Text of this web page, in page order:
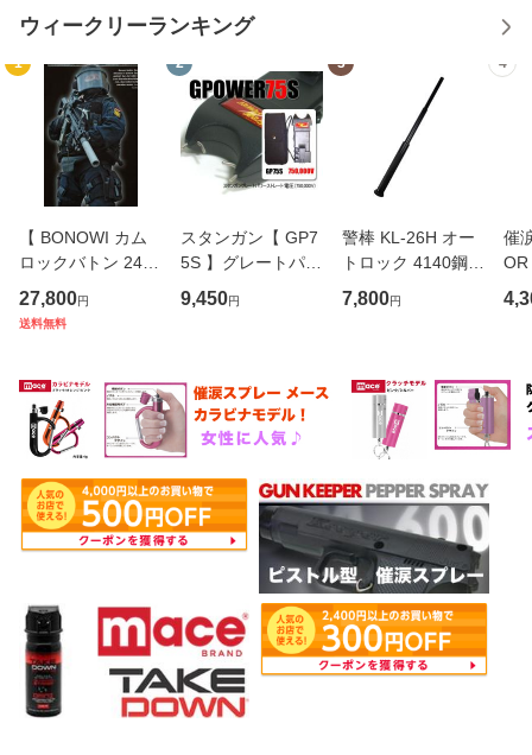
ウィークリーランキング
1
【 BONOWI カム
ロックバトン 24イ
ンチ 】
27,800円
送料無料
2
スタンガン【 GP7
5S 】グレートパワ
ーストレート75万
9,450円
3
警棒 KL-26H オー
トロック 4140鋼バ
トン
7,800円
4
催涙
OR
4oz